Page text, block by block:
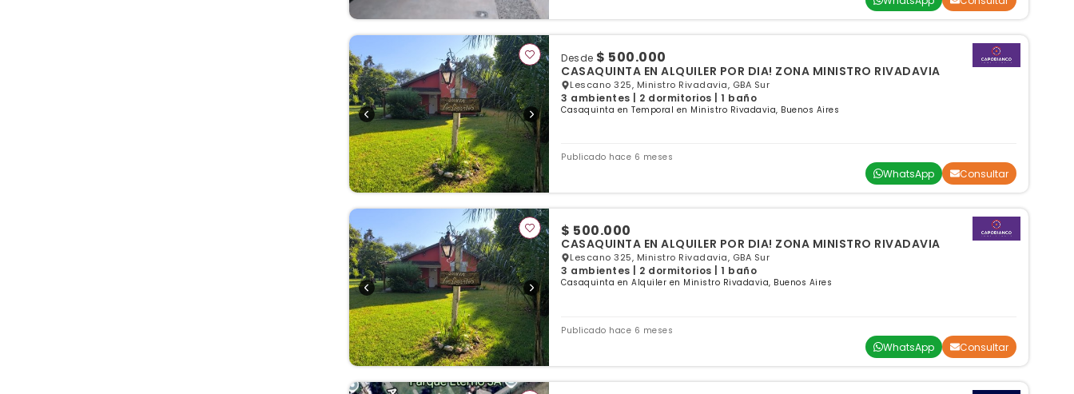
Desde $ 500.000
CASAQUINTA EN ALQUILER POR DIA! ZONA MINISTRO RIVADAVIA
Lescano 325, Ministro Rivadavia, GBA Sur
3 ambientes | 2 dormitorios | 1 baño
Casaquinta en Temporal en Ministro Rivadavia, Buenos Aires
Publicado hace 6 meses
WhatsApp Consultar
$ 500.000
CASAQUINTA EN ALQUILER POR DIA! ZONA MINISTRO RIVADAVIA
Lescano 325, Ministro Rivadavia, GBA Sur
3 ambientes | 2 dormitorios | 1 baño
Casaquinta en Alquiler en Ministro Rivadavia, Buenos Aires
Publicado hace 6 meses
WhatsApp Consultar